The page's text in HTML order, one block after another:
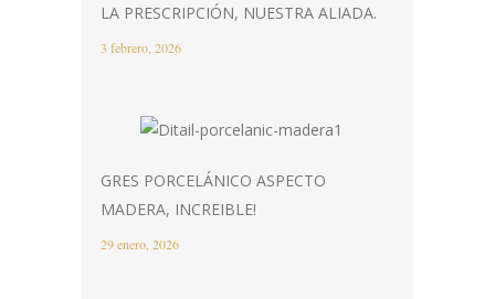
LA PRESCRIPCIÓN, NUESTRA ALIADA.
3 febrero, 2026
GRES PORCELÁNICO ASPECTO
MADERA, INCREIBLE!
29 enero, 2026